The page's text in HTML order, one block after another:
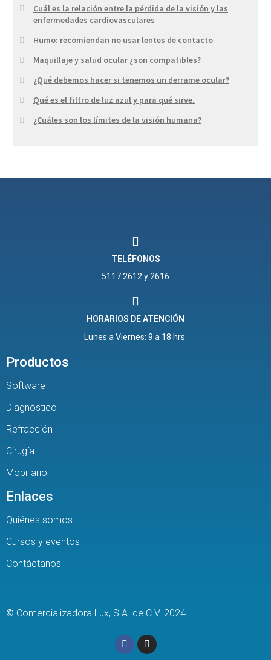
Cuál es la relación entre la pérdida de la visión y las
enfermedades cardiovasculares
Humo: recomiendan no usar lentes de contacto
Maquillaje y salud ocular ¿son compatibles?
¿Qué debemos hacer si tenemos un derrame ocular?
Qué es el filtro de luz azul y para qué sirve.
¿Cuáles son los límites de la visión humana?
TELÉFONOS
5117.2612 y 2616
HORARIOS DE ATENCIÓN
Lunes a Viernes: 9 a 18 hrs.
Productos
Software
Diagnóstico
Refracción
Cirugía
Mobiliario
Enlaces
Quiénes somos
Cursos y eventos
Contáctanos
© Comercializadora Lux, S.A. de C.V. 2024